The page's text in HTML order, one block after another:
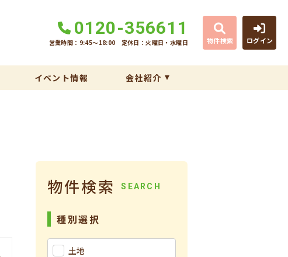
0120-356611
営業時間：9:45〜18:00 定休日：火曜日・水曜日 物件検索 ログイン
イベント情報 会社紹介
物件検索 SEARCH
種別選択
土地